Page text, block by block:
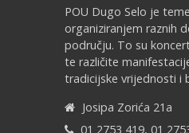
POU Dugo Selo je
organiziranjem raznih
području. To su
te različite
tradicijske vrijednosti i
Josipa Zorića 21a
01 2753 419, 01